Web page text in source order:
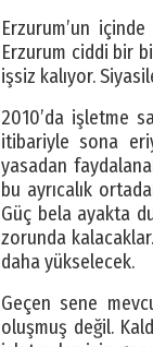
Erzurum’un
Erzurum ciddi bir
işsiz kalıyor.
2010’da işletme
itibariyle sona
yasadan
bu ayrıcalık
Güç bela ayakta
zorunda
daha yükselecek.
Geçen sene
oluşmuş değil.